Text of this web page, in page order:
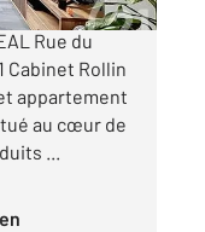
- 2 PIECES
Rue du
Cabinet Rollin
appartement
au cœur de
...